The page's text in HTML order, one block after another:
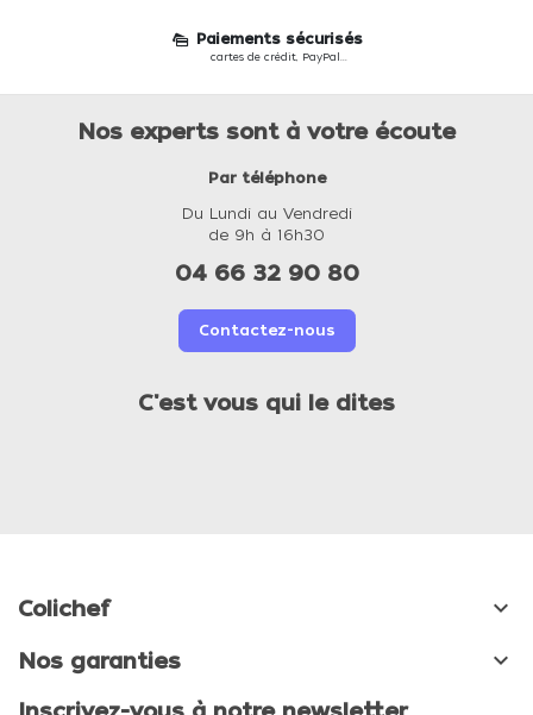
Paiements sécurisés
cartes de crédit, PayPal...
Nos experts sont à votre écoute
Par téléphone
Du Lundi au Vendredi
de 9h à 16h30
04 66 32 90 80
Contactez-nous
C'est vous qui le dites
Colichef 
Nos garanties 